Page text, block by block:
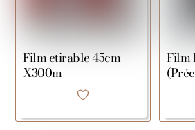
Film etirable 45cm
X300m
Film